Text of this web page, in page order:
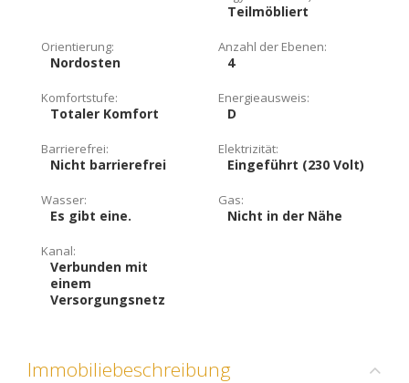
Teilmöbliert
Orientierung:
Nordosten
Anzahl der Ebenen:
4
Komfortstufe:
Totaler Komfort
Energieausweis:
D
Barrierefrei:
Nicht barrierefrei
Elektrizität:
Eingeführt (230 Volt)
Wasser:
Es gibt eine.
Gas:
Nicht in der Nähe
Kanal:
Verbunden mit
einem
Versorgungsnetz
Immobiliebeschreibung